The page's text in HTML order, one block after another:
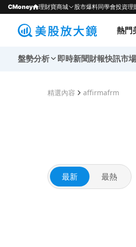
CMoney 理財寶商城 股市爆料同學會投資理
熱門
盤勢分析 即時新聞財報快訊市
精選內容 affirmafrm
最新 最熱